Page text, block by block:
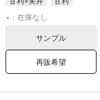
実井
×：在庫なし
サンプル
再販希望